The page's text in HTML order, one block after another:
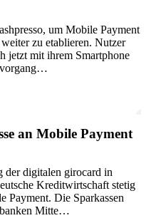
um Mobile Payment
zu etablieren. Nutzer
jetzt mit ihrem Smartphone
an Mobile Payment
der digitalen girocard in
Kreditwirtschaft stetig
Payment. Die Sparkassen
Mitte…